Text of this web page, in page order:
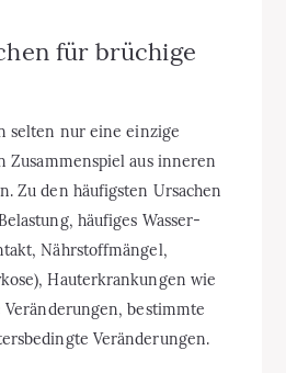
für brüchige
selten nur eine einzige
Zusammenspiel aus inneren
Zu den häufigsten Ursachen
häufiges Wasser-
Nährstoffmängel,
Hauterkrankungen wie
Veränderungen, bestimmte
Veränderungen.